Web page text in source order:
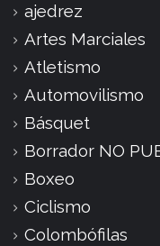
ajedrez
Artes Marciales
Atletismo
Automovilismo
Básquet
Borrador NO
Boxeo
Ciclismo
Colombófilas